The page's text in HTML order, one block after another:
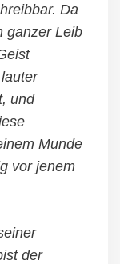
Da
ganzer Leib
und
Munde
vor jenem
der